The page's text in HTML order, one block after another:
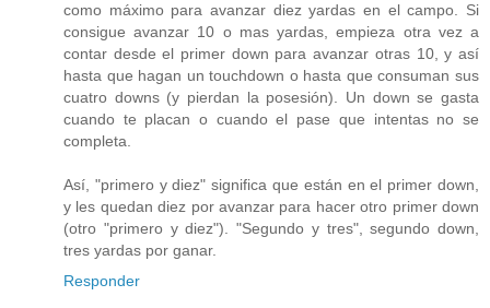
como máximo para avanzar diez yardas en el campo. Si
consigue avanzar 10 o mas yardas, empieza otra vez a
contar desde el primer down para avanzar otras 10, y así
hasta que hagan un touchdown o hasta que consuman sus
cuatro downs (y pierdan la posesión). Un down se gasta
cuando te placan o cuando el pase que intentas no se
completa.
Así, "primero y diez" significa que están en el primer down,
y les quedan diez por avanzar para hacer otro primer down
(otro "primero y diez"). "Segundo y tres", segundo down,
tres yardas por ganar.
Responder